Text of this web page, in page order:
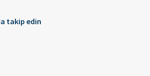
takip edin